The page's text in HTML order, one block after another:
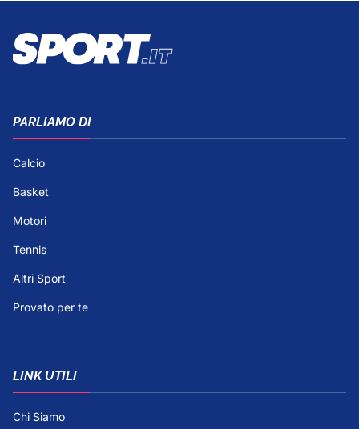
PARLIAMO DI
Calcio
Basket
Motori
Tennis
Altri Sport
Provato per te
LINK UTILI
Chi Siamo